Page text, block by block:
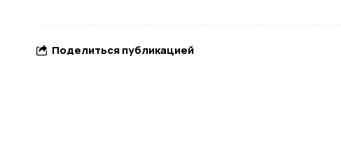
Поделиться публикацией